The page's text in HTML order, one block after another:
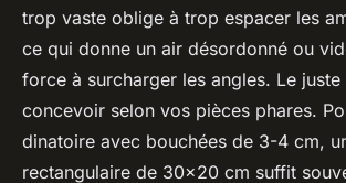
trop vaste oblige à trop espacer les
ce qui donne un air désordonné ou
force à surcharger les angles. Le juste
concevoir selon vos pièces phares.
dinatoire avec bouchées de 3-4 cm,
rectangulaire de 30x20 cm suffit